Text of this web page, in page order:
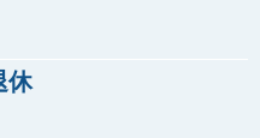
休